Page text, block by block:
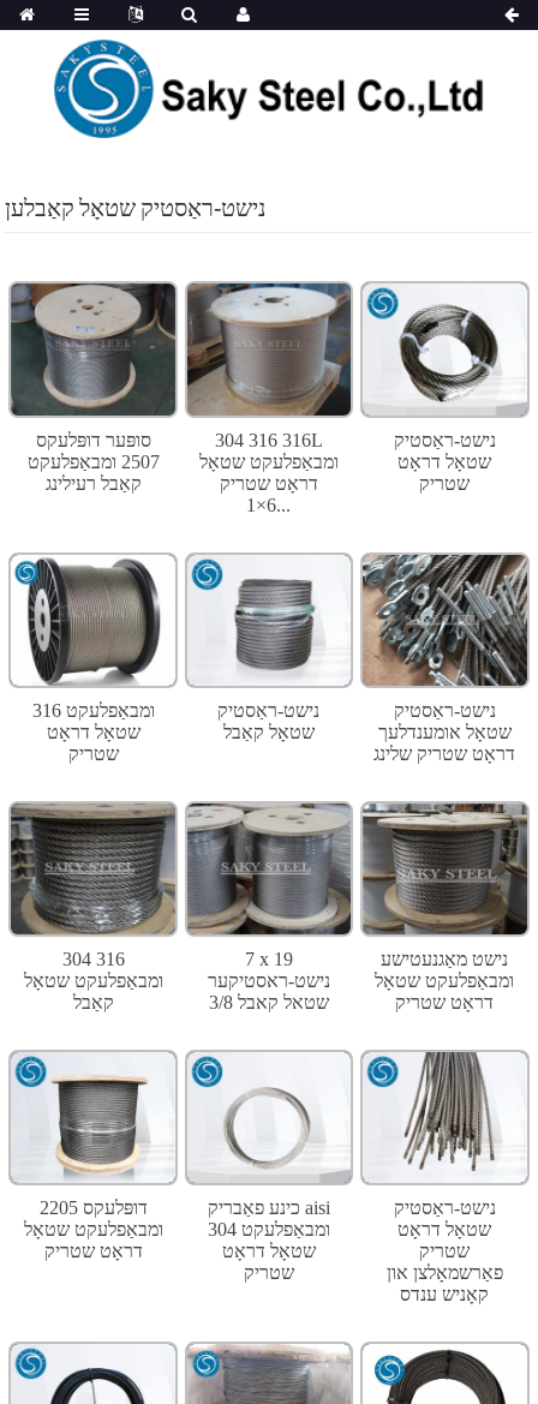
נישט-ראַסטיק שטאָל קאַבלען
סופּער דופּלעקס
2507 ומבאַפלעקט
קאַבל רעילינג
304 316 316L
ומבאַפלעקט שטאָל
דראָט שטריק
6×1...
נישט-ראַסטיק
שטאָל דראָט
שטריק
316 ומבאַפלעקט
שטאָל דראָט
שטריק
נישט-ראַסטיק
שטאָל קאַבל
נישט-ראַסטיק
שטאָל אומענדלעך
דראָט שטריק שלינג
304 316
ומבאַפלעקט שטאָל
קאַבל
7 x 19
נישט-ראסטיקער
שטאל קאבל 3/8
נישט מאַגנעטישע
ומבאַפלעקט שטאָל
דראָט שטריק
2205 דופּלעקס
ומבאַפלעקט שטאָל
דראָט שטריק
כינע פאַבריק aisi
304 ומבאַפלעקט
שטאָל דראָט
שטריק
נישט-ראַסטיק
שטאָל דראָט
שטריק
פאַרשמאָלצן און
קאָניש ענדס